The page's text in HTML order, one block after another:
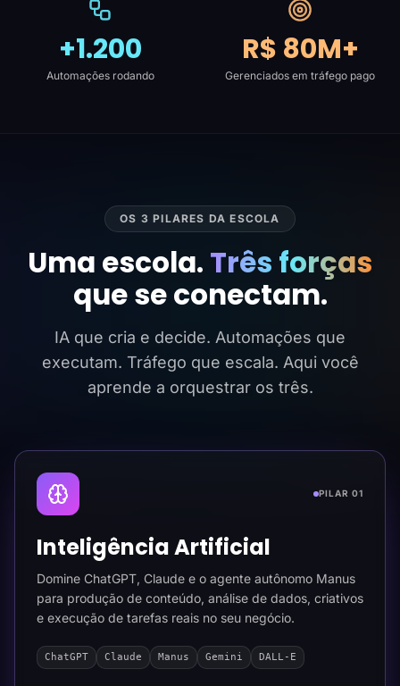
+1.200
Automações rodando
R$ 80M+
Gerenciados em tráfego pago
OS 3 PILARES DA ESCOLA
Uma escola. Três forças
que se conectam.
IA que cria e decide. Automações que
executam. Tráfego que escala. Aqui você
aprende a orquestrar os três.
PILAR 01
Inteligência Artificial
Domine ChatGPT, Claude e o agente autônomo Manus
para produção de conteúdo, análise de dados, criativos
e execução de tarefas reais no seu negócio.
ChatGPT Claude Manus Gemini DALL-E